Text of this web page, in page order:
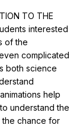
TO THE
interested
of the
complicated
both science
help
understand the
chance for